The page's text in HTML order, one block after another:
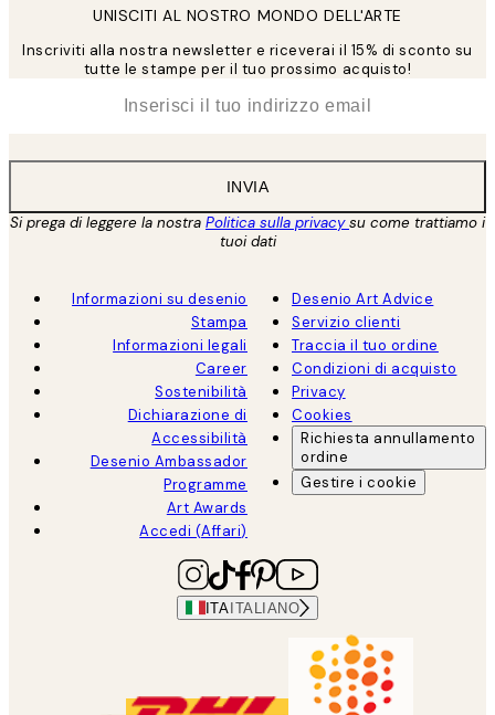
UNISCITI AL NOSTRO MONDO DELL'ARTE
Inscriviti alla nostra newsletter e riceverai il 15% di sconto su
tutte le stampe per il tuo prossimo acquisto!
INVIA
Si prega di leggere la nostra Politica sulla privacysu come trattiamo i
tuoi dati
Informazioni su desenio
Stampa
Informazioni legali
Career
Sostenibilità
Dichiarazione di
Accessibilità
Desenio Ambassador
Programme
Art Awards
Accedi (Affari)
Desenio Art Advice
Servizio clienti
Traccia il tuo ordine
Condizioni di acquisto
Privacy
Cookies
Richiesta annullamento
ordine
Gestire i cookie
ITAITALIANO